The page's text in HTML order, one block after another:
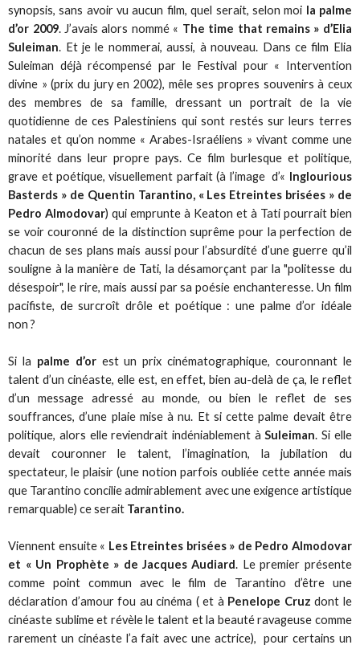
synopsis, sans avoir vu aucun film, quel serait, selon moi la palme
d’or 2009. J’avais alors nommé « The time that remains » d’Elia
Suleiman. Et je le nommerai, aussi, à nouveau. Dans ce film Elia
Suleiman déjà récompensé par le Festival pour « Intervention
divine » (prix du jury en 2002), mêle ses propres souvenirs à ceux
des membres de sa famille, dressant un portrait de la vie
quotidienne de ces Palestiniens qui sont restés sur leurs terres
natales et qu’on nomme « Arabes-Israéliens » vivant comme une
minorité dans leur propre pays. Ce film burlesque et politique,
grave et poétique, visuellement parfait (à l’image d’«
Inglourious
Basterds » de Quentin Tarantino, « Les Etreintes brisées » de
Pedro Almodovar) qui emprunte à Keaton et à Tati pourrait bien
se voir couronné de la distinction suprême pour la perfection de
chacun de ses plans mais aussi pour l’absurdité d’une guerre qu’il
souligne à la manière de Tati, la désamorçant par la "politesse du
désespoir", le rire, mais aussi par sa poésie enchanteresse. Un film
pacifiste, de surcroît drôle et poétique : une palme d’or idéale
non ?
Si la palme d’orest un prix cinématographique, couronnant le
talent d’un cinéaste, elle est, en effet, bien au-delà de ça, le reflet
d’un message adressé au monde, ou bien le reflet de ses
souffrances, d’une plaie mise à nu. Et si cette palme devait être
politique, alors elle reviendrait indéniablement àSuleiman. Si elle
devait couronner le talent, l’imagination, la jubilation du
spectateur, le plaisir (une notion parfois oubliée cette année mais
que Tarantino concilie admirablement avec une exigence artistique
remarquable) ce serait Tarantino.
Viennent ensuite « Les Etreintes brisées » de Pedro Almodovar
et « Un Prophète » de Jacques Audiard. Le premier présente
comme point commun avec le film de Tarantino d’être une
déclaration d’amour fou au cinéma ( et à Penelope Cruz dont le
cinéaste sublime et révèle le talent et la beauté ravageuse comme
rarement un cinéaste l’a fait avec une actrice), pour certains un